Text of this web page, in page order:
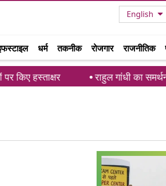
English
धर्म तकनीक रोजगार राजनीतिक
हस्ताक्षर राहुल गांधी का